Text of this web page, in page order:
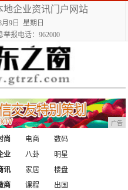
地企业资讯门户网站
月9日 星期日
举报电话：962000
广告
尚 电商
数码
业
八卦
明星
讯 家居
楼盘
商
课程
出国